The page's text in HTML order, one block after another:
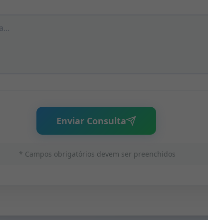
Enviar Consulta
* Campos obrigatórios devem ser preenchidos